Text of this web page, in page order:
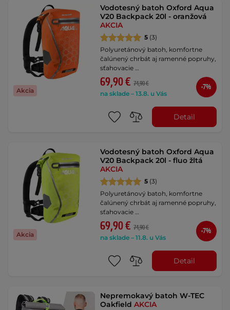
Akcia
Vodotesný batoh Oxford Aqua
V20 Backpack 20l - oranžová
AKCIA
5 (3)
Polyuretánový batoh, komfortne
čalúnený chrbát aj ramenné popruhy,
sťahovacie …
69,90 € 74,90 €
na sklade – 13.8. u Vás
-7%
Detail
Akcia
Vodotesný batoh Oxford Aqua
V20 Backpack 20l - fluo žltá
AKCIA
5 (3)
Polyuretánový batoh, komfortne
čalúnený chrbát aj ramenné popruhy,
sťahovacie …
69,90 € 74,90 €
na sklade – 11.8. u Vás
-7%
Detail
Nepremokavý batoh W-TEC
OakfieldAKCIA